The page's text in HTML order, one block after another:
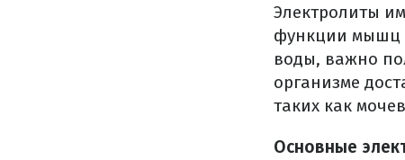
Электролиты
функции мышц
воды, важно
организме
таких как
Основные